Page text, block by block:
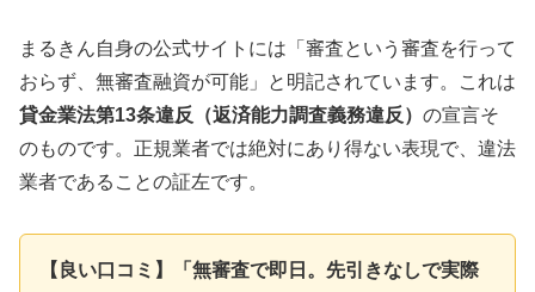
まるきん自身の公式サイトには「審査という審査を行って
おらず、無審査融資が可能」と明記されています。これは
貸金業法第13条違反（返済能力調査義務違反） の宣言そ
のものです。正規業者では絶対にあり得ない表現で、違法
業者であることの証左です。
【良い口コミ】「無審査で即日。先引きなしで実際